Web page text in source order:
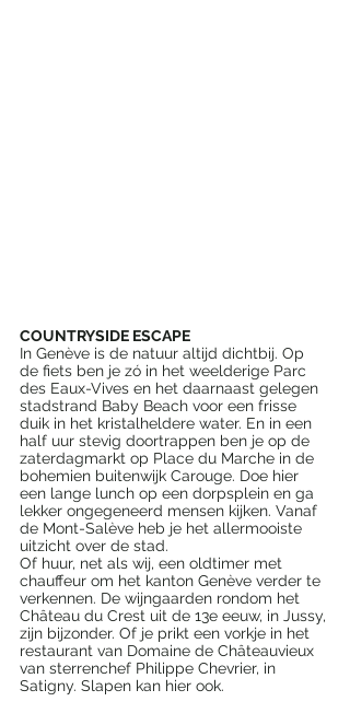
COUNTRYSIDE ESCAPE
In Genève is de natuur altijd dichtbij. Op
de fiets ben je zó in het weelderige Parc
des Eaux-Vives en het daarnaast gelegen
stadstrand Baby Beach voor een frisse
duik in het kristalheldere water. En in een
half uur stevig doortrappen ben je op de
zaterdagmarkt op Place du Marche in de
bohemien buitenwijk Carouge. Doe hier
een lange lunch op een dorpsplein en ga
lekker ongegeneerd mensen kijken. Vanaf
de Mont-Salève heb je het allermooiste
uitzicht over de stad.
Of huur, net als wij, een oldtimer met
chauffeur om het kanton Genève verder te
verkennen. De wijngaarden rondom het
Château du Crest uit de 13e eeuw, in Jussy,
zijn bijzonder. Of je prikt een vorkje in het
restaurant van Domaine de Châteauvieux
van sterrenchef Philippe Chevrier, in
Satigny. Slapen kan hier ook.